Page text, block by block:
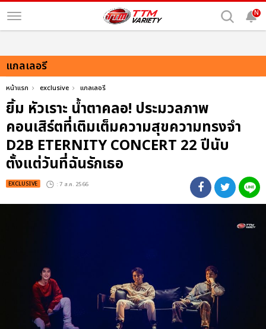
N
แกลเลอรี
หน้าแรก exclusive แกลเลอรี
ยิ้ม หัวเราะ น้ำตาคลอ! ประมวลภาพ
คอนเสิร์ตที่เติมเต็มความสุขความทรงจำ
D2B ETERNITY CONCERT 22 ปีนับ
ตั้งแต่วันที่ฉันรักเธอ
EXCLUSIVE : 7 ส.ค. 2566